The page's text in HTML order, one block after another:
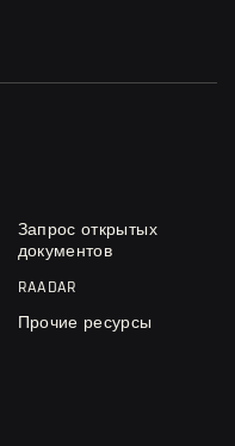
Запрос открытых
документов
RAADAR
Прочие ресурсы